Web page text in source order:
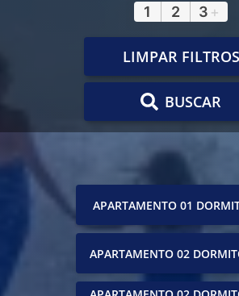
1 2 3 +
LIMPAR FILTROS
BUSCAR
APARTAMENTO 01
APARTAMENTO 02